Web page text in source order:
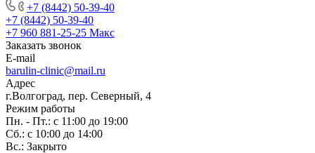
+7 (8442) 50-39-40
+7 (8442) 50-39-40
+7 960 881-25-25 Макс
Заказать звонок
E-mail
barulin-clinic@mail.ru
Адрес
г.Волгоград, пер. Северный, 4
Режим работы
Пн. - Пт.: с 11:00 до 19:00
Сб.: с 10:00 до 14:00
Вс.: Закрыто